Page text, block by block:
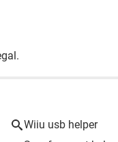
Wiiu usb helper